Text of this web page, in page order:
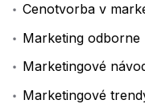
Cenotvorba v
Marketing odborne
Marketingové
Marketingové